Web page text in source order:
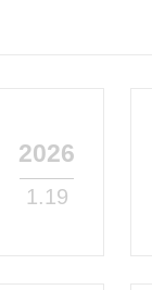
2026
1.19